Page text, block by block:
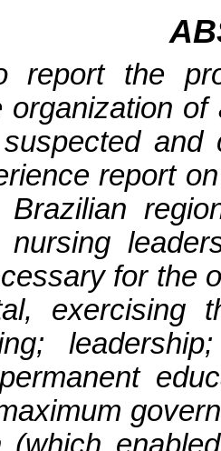
report the
organization
and
report
Brazilian
for the
exercising
(which